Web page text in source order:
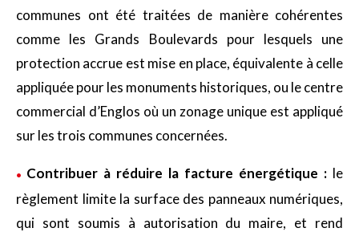
communes ont été traitées de manière cohérentes
comme les Grands Boulevards pour lesquels une
protection accrue est mise en place, équivalente à celle
appliquée pour les monuments historiques, ou le centre
commercial d’Englos où un zonage unique est appliqué
sur les trois communes concernées.
Contribuer à réduire la facture énergétique : le
règlement limite la surface des panneaux numériques,
qui sont soumis à autorisation du maire, et rend